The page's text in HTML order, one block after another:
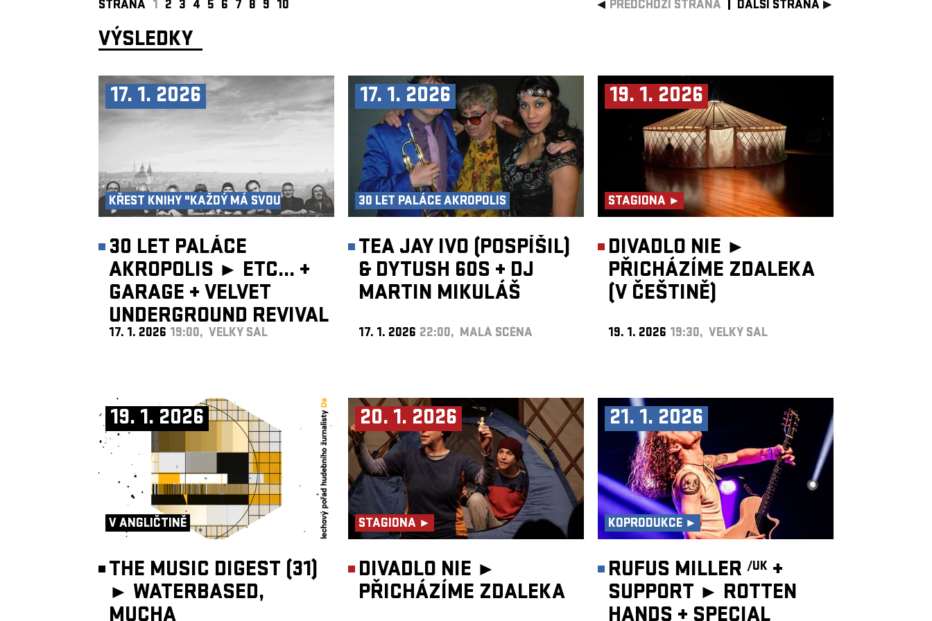
STRANA 1 2 3 4 5 6 7 8 9 10 PŘEDCHOZÍ STRANA DALŠÍ STRANA
VÝSLEDKY
17. 1. 2026
KŘEST KNIHY "KAŽDÝ MÁ SVOU
30 LET PALÁCE
AKROPOLIS ► ETC... +
GARAGE + VELVET
UNDERGROUND REVIVAL
BAND
17. 1. 2026 19:00, VELKÝ SÁL
17. 1. 2026
30 LET PALÁCE AKROPOLIS
TEA JAY IVO (POSPÍŠIL)
& DYTUSH 60S + DJ
MARTIN MIKULÁŠ
17. 1. 2026 22:00, MALÁ SCÉNA
19. 1. 2026
STAGIONA ►
DIVADLO NIE ►
PŘICHÁZÍME ZDALEKA
(V ČEŠTINĚ)
19. 1. 2026 19:30, VELKÝ SÁL
19. 1. 2026
V ANGLIČTINĚ
THE MUSIC DIGEST (31)
► WATERBASED,
20. 1. 2026
STAGIONA ►
DIVADLO NIE ►
PŘICHÁZÍME ZDALEKA
21. 1. 2026
KOPRODUKCE ►
RUFUS MILLER /UK +
SUPPORT ► ROTTEN